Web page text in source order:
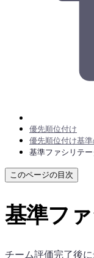
優先順位付け
優先順位付け基
基準ファシリテー
このページの目次
基準フ
チーム評価完了後